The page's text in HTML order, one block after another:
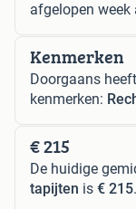
afgelopen week
Kenmerken
Doorgaans
kenmerken:
€ 215
De huidige
tapijten is € 215.